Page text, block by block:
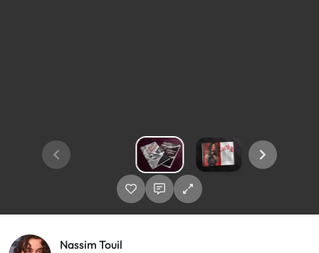
Nassim Touil